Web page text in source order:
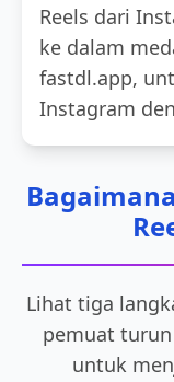
Reels dari
ke dalam
fastdl.app,
Instagram
Lihat tiga
pemuat
untuk